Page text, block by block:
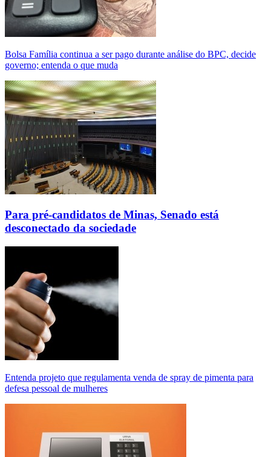
Bolsa Família continua a ser pago durante análise do BPC, decide
governo; entenda o que muda
Para pré-candidatos de Minas, Senado está
desconectado da sociedade
Entenda projeto que regulamenta venda de spray de pimenta para
defesa pessoal de mulheres